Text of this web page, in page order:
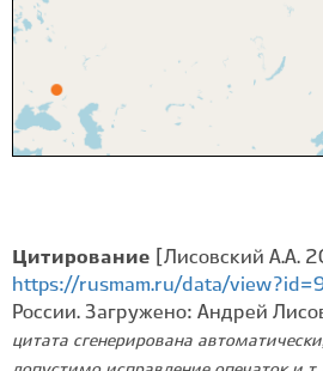
Цитирование
[Лисовский А.А.
https://rusmam.ru/data/
России. Загружено: Андрей
цитата сгенерирована